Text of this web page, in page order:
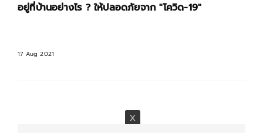
อยู่ที่บ้านอย่างไร ? ให้ปลอดภัยจาก "โควิด-19"
17 Aug 2021